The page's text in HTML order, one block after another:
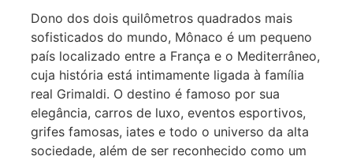
Dono dos dois quilômetros quadrados mais
sofisticados do mundo, Mônaco é um pequeno
país localizado entre a França e o Mediterrâneo,
cuja história está intimamente ligada à família
real Grimaldi. O destino é famoso por sua
elegância, carros de luxo, eventos esportivos,
grifes famosas, iates e todo o universo da alta
sociedade, além de ser reconhecido como um